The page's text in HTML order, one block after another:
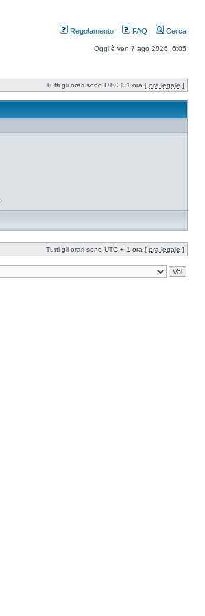
Regolamento FAQ Cerca
Oggi è ven 7 ago 2026, 6:05
Tutti gli orari sono UTC + 1 ora [ ora legale ]
Tutti gli orari sono UTC + 1 ora [ ora legale ]